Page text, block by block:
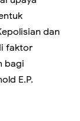
dan
faktor
bagi
E.P.